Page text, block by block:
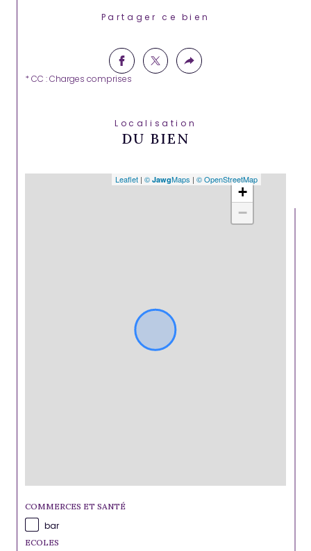
Partager ce bien
* CC : Charges comprises
Localisation
DU BIEN
+
−
Leaflet | © JawgMaps | © OpenStreetMap
COMMERCES ET SANTÉ
bar
ECOLES